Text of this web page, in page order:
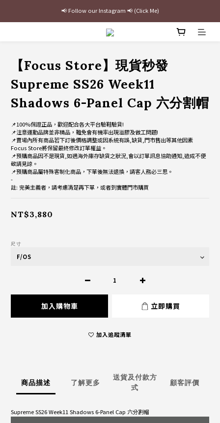
最新三方聯名倒鉤，火熱預購接單中🔥
加入官網會員即贈$100購物金
【Focus Store】現貨秒發
Supreme SS26 Week11
Shadows 6-Panel Cap 六分割帽
📌100%保證正品，歡迎配合各大平台驗鞋驗貨!
📌注意運動品牌並非精品，難免會有機率出現溢膠及做工問題!
📌賣場內所有商品若下訂後價格調整或因系統有誤,缺貨,門市售出等其他因素
Focus Store將保留最終修改訂單權益。
📌預購商品因不是現貨,如遇海外庫存缺貨之狀況,會以訂單訊息協助通知,造成不便
敬請見諒。
📌預購商品屬特殊客制化商品，下單後無法退換，請客人務必三思。
-
註: 完美主義者，請考慮清楚再下單，或者到實體門市購買
NT$3,880
尺寸
加入購物車 立即購買
加入追蹤清單
商品描述 了解更多
送貨及付款方
式
顧客評價
Supreme SS26 Week11 Shadows 6-Panel Cap 六分割帽